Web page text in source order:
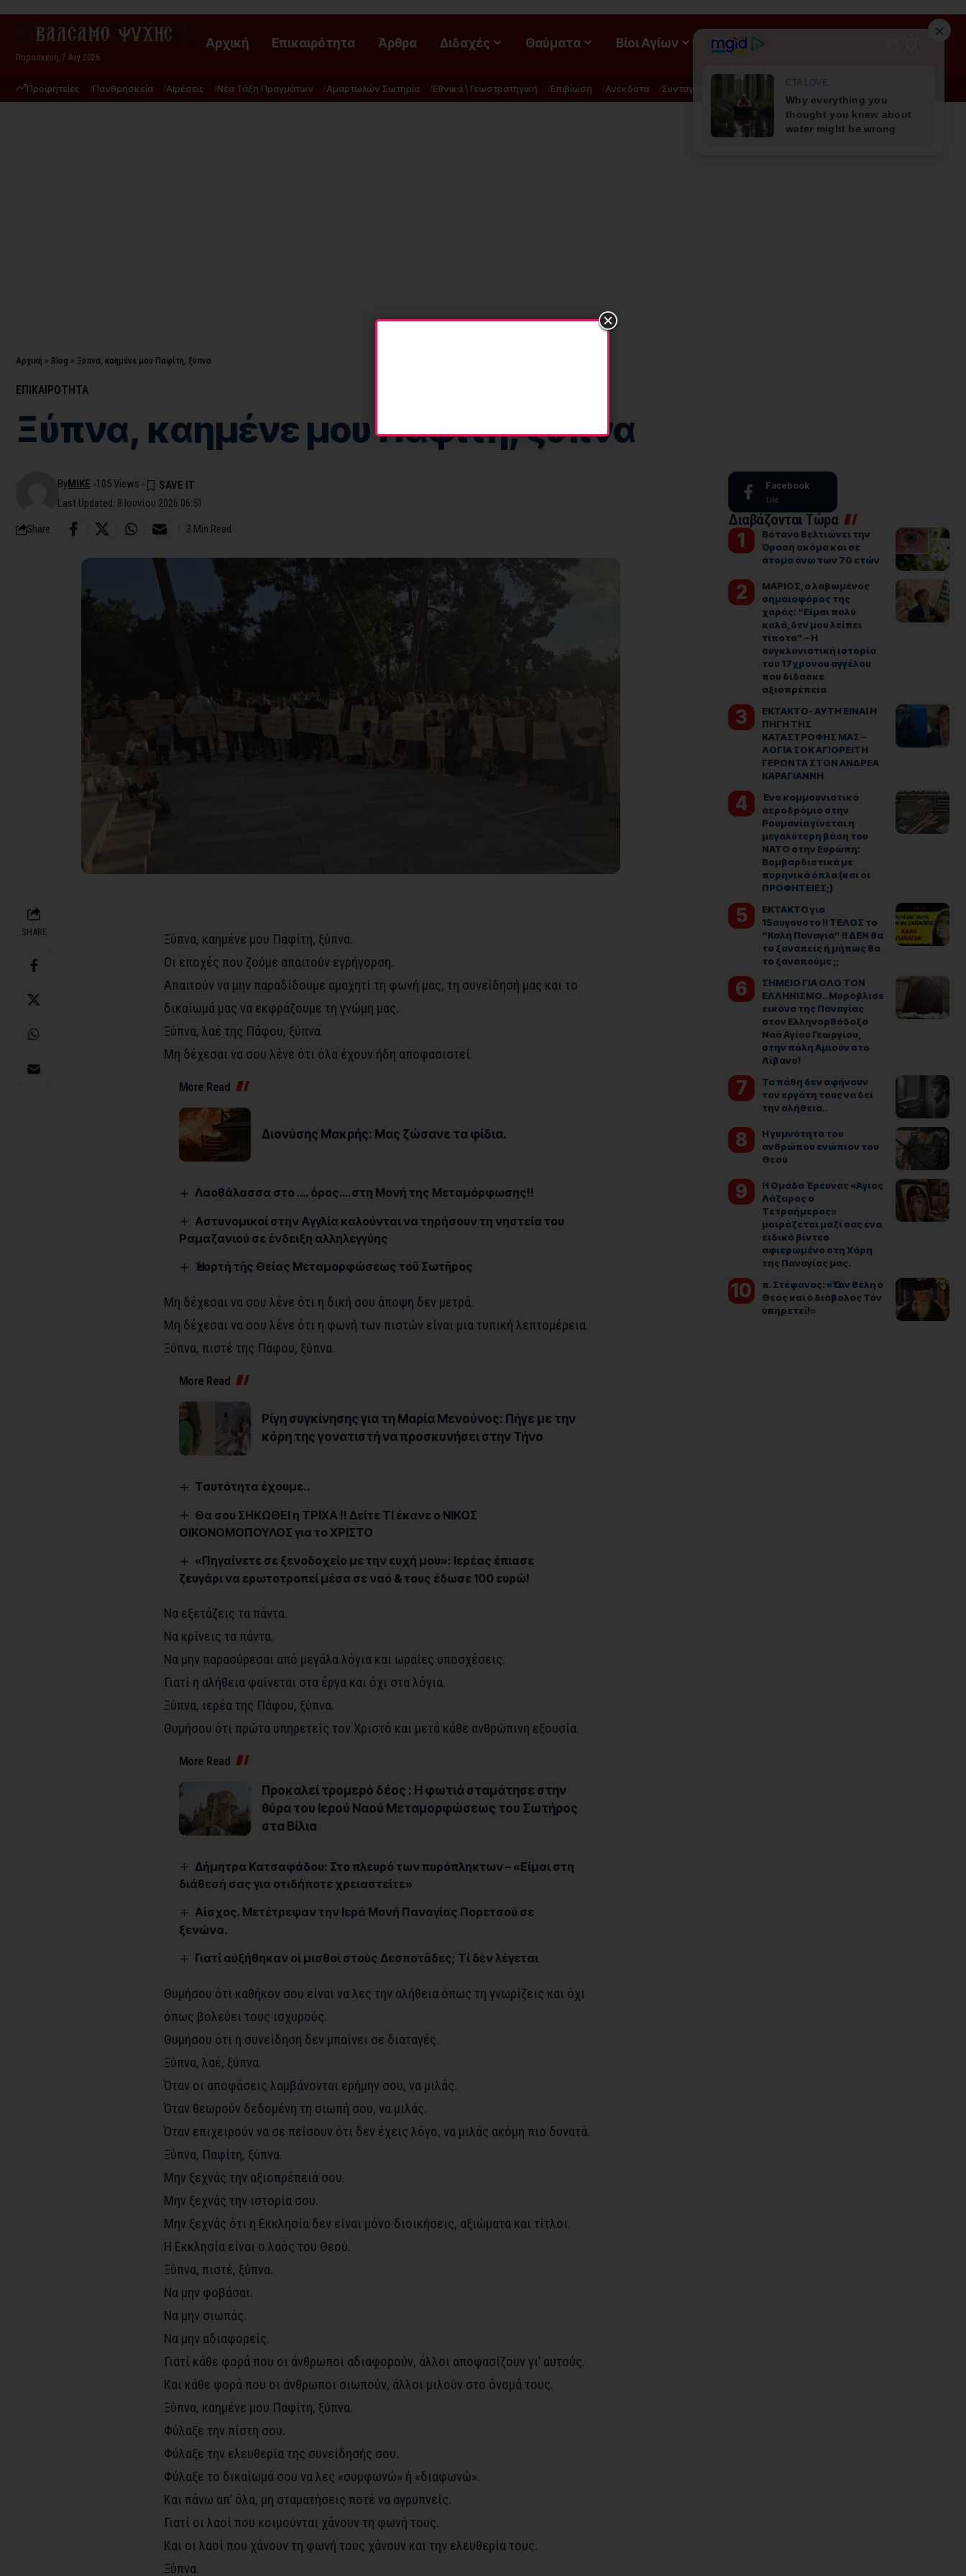
Παρασκευή, 7 Αυγ 2026
Αρχική Επικαιρότητα Άρθρα Διδαχές Θαύματα Βίοι Αγίων ΡΟΗ
Προφητείες Πανθρησκεία Αιρέσεις Νέα Τάξη Πραγμάτων Αμαρτωλών Σωτηρία Εθνικά \ Γεωστρατηγική Επιβίωση Ανέκδοτα Συνταγές Διατροφή - Φυσική Ιατρική
Αρχική » Blog » Ξύπνα, καημένε μου Παφίτη, ξύπνα
ΕΠΙΚΑΙΡΟΤΗΤΑ
Ξύπνα, καημένε μου Παφίτη, ξύπνα
Last Updated: 8 Ιουνίου 2026 06:51
ByMIKE 105 Views
Share 3 Min Read
SHARE
Ξύπνα, καημένε μου Παφίτη, ξύπνα.
Οι εποχές που ζούμε απαιτούν εγρήγορση.
Απαιτούν να μην παραδίδουμε αμαχητί τη φωνή μας, τη συνείδησή μας και το
δικαίωμά μας να εκφράζουμε τη γνώμη μας.
Ξύπνα, λαέ της Πάφου, ξύπνα.
Μη δέχεσαι να σου λένε ότι όλα έχουν ήδη αποφασιστεί.
More Read
Διονύσης Μακρής: Μας ζώσανε τα φίδια.
Λαοθάλασσα στο …. όρος….στη Μονή της Μεταμόρφωσης!!
Αστυνομικοί στην Αγγλία καλούνται να τηρήσουν τη νηστεία του
Ραμαζανιού σε ένδειξη αλληλεγγύης
Ἡ ἑορτή τῆς Θείας Μεταμορφώσεως τοῦ Σωτῆρος
Μη δέχεσαι να σου λένε ότι η δική σου άποψη δεν μετρά.
Μη δέχεσαι να σου λένε ότι η φωνή των πιστών είναι μια τυπική λεπτομέρεια.
Ξύπνα, πιστέ της Πάφου, ξύπνα.
More Read
Ρίγη συγκίνησης για τη Μαρία Μενούνος: Πήγε με την
κόρη της γονατιστή να προσκυνήσει στην Τήνο
Ταυτότητα έχουμε..
Θα σου ΣΗΚΩΘΕΙ η ΤΡΙΧΑ !! Δείτε ΤΙ έκανε ο ΝΙΚΟΣ
ΟΙΚΟΝΟΜΟΠΟΥΛΟΣ για το ΧΡΙΣΤΟ
«Πηγαίνετε σε ξενοδοχείο με την ευχή μου»: Ιερέας έπιασε
ζευγάρι να ερωτοτροπεί μέσα σε ναό & τους έδωσε 100 ευρώ!
Να εξετάζεις τα πάντα.
Να κρίνεις τα πάντα.
Να μην παρασύρεσαι από μεγάλα λόγια και ωραίες υποσχέσεις.
Γιατί η αλήθεια φαίνεται στα έργα και όχι στα λόγια.
Ξύπνα, ιερέα της Πάφου, ξύπνα.
Θυμήσου ότι πρώτα υπηρετείς τον Χριστό και μετά κάθε ανθρώπινη εξουσία.
More Read
Προκαλεί τρομερό δέος : Η φωτιά σταμάτησε στην
θύρα του Ιερού Ναού Μεταμορφώσεως του Σωτήρος
στα Βίλια
Δήμητρα Κατσαφάδου: Στο πλευρό των πυρόπληκτων – «Είμαι στη
διάθεσή σας για οτιδήποτε χρειαστείτε»
Αίσχος. Μετέτρεψαν την Ιερά Μονή Παναγίας Πορετσού σε
ξενώνα.
Γιατί αὐξήθηκαν οἱ μισθοὶ στοὺς Δεσποτᾶδες; Τί δὲν λέγεται
Θυμήσου ότι καθήκον σου είναι να λες την αλήθεια όπως τη γνωρίζεις και όχι
όπως βολεύει τους ισχυρούς.
Θυμήσου ότι η συνείδηση δεν μπαίνει σε διαταγές.
Ξύπνα, λαέ, ξύπνα.
Όταν οι αποφάσεις λαμβάνονται ερήμην σου, να μιλάς.
Όταν θεωρούν δεδομένη τη σιωπή σου, να μιλάς.
Όταν επιχειρούν να σε πείσουν ότι δεν έχεις λόγο, να μιλάς ακόμη πιο δυνατά.
Ξύπνα, Παφίτη, ξύπνα.
Μην ξεχνάς την αξιοπρέπειά σου.
Μην ξεχνάς την ιστορία σου.
Μην ξεχνάς ότι η Εκκλησία δεν είναι μόνο διοικήσεις, αξιώματα και τίτλοι.
Η Εκκλησία είναι ο λαός του Θεού.
Ξύπνα, πιστέ, ξύπνα.
Να μην φοβάσαι.
Να μην σιωπάς.
Να μην αδιαφορείς.
Γιατί κάθε φορά που οι άνθρωποι αδιαφορούν, άλλοι αποφασίζουν γι’ αυτούς.
Και κάθε φορά που οι άνθρωποι σιωπούν, άλλοι μιλούν στο όνομά τους.
Ξύπνα, καημένε μου Παφίτη, ξύπνα.
Φύλαξε την πίστη σου.
Φύλαξε την ελευθερία της συνείδησής σου.
Φύλαξε το δικαίωμά σου να λες «συμφωνώ» ή «διαφωνώ».
Και πάνω απ’ όλα, μη σταματήσεις ποτέ να αγρυπνείς.
Γιατί οι λαοί που κοιμούνται χάνουν τη φωνή τους.
Και οι λαοί που χάνουν τη φωνή τους χάνουν και την ελευθερία τους.
Ξύπνα.
Facebook
Like
Διαβάζονται Τώρα
Βότανο Βελτιώνει την
Όραση ακόμα και σε
άτομα άνω των 70 ετών
ΜΑΡΙΟΣ, ο λαβωμένος
σημαιοφόρος της
χαράς: “Είμαι πολύ
καλά, δεν μου λείπει
τίποτα” – Η
συγκλονιστική ιστορία
του 17χρονου αγγέλου
που δίδασκε
αξιοπρέπεια
ΕΚΤΑΚΤΟ- ΑΥΤΗ ΕΙΝΑΙ Η
ΠΗΓΗ ΤΗΣ
ΚΑΤΑΣΤΡΟΦΗΣ ΜΑΣ –
ΛΟΓΙΑ ΣΟΚ ΑΓΙΟΡΕΙΤΗ
ΓΕΡΟΝΤΑ ΣΤΟΝ ΑΝΔΡΕΑ
ΚΑΡΑΓΙΑΝΝΗ
Ένα κομμουνιστικό
αεροδρόμιο στην
Ρουμανία γίνεται η
μεγαλύτερη βάση του
ΝΑΤΟ στην Ευρώπη:
Βομβαρδιστικά με
πυρηνικά όπλα (και οι
ΠΡΟΦΗΤΕΙΕΣ;)
ΕΚΤΑΚΤΟ για
15αυγουστο !! ΤΕΛΟΣ το
“Καλή Παναγιά” !! ΔΕΝ θα
το ξαναπείς ή μήπως θα
το ξαναπούμε ;;
ΣΗΜΕΙΟ ΓΙΑ ΟΛΟ ΤΟΝ
ΕΛΛΗΝΙΣΜΟ.. Μυρόβλισε
εικόνα της Παναγίας
στον Ελληνορθόδοξο
Ναό Αγίου Γεωργίου,
στην πόλη Αμιούν στο
Λίβανο!
Τα πάθη δεν αφήνουν
τον εργάτη τους να δεί
την αλήθεια..
Η γυμνότητα του
ανθρώπου ενώπιον του
Θεού
Η Ομάδα Έρευνας «Άγιος
Λάζαρος ο
Τετραήμερος»
μοιράζεται μαζί σας ένα
ειδικό βίντεο
αφιερωμένο στη Χάρη
της Παναγίας μας.
π. Στέφανος: «Ὅταν θέλη ὁ
Θεός καί ὁ διάβολος Τόν
ὑπηρετεῖ!»